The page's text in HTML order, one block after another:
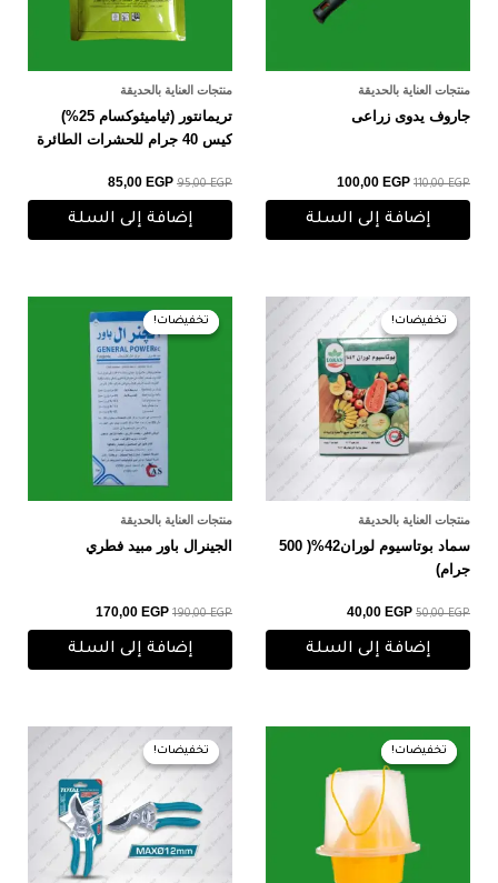
منتجات العناية بالحديقة
جاروف يدوى زراعى
110,00EGP
100,00 EGP
إضافة إلى السلة
منتجات العناية بالحديقة
تريمانتور (ثياميثوكسام 25%)
كيس 40 جرام للحشرات الطائرة
95,00EGP
85,00 EGP
إضافة إلى السلة
تخفيضات!
تخفيضات!
منتجات العناية بالحديقة
سماد بوتاسيوم لوران42%( 500
جرام)
50,00EGP
السعر
الأصلي
هو:
50,00 EGP.
40,00 EGP
السعر
الحالي
هو:
40,00 EGP.
إضافة إلى السلة
تخفيضات!
تخفيضات!
منتجات العناية بالحديقة
الجينرال باور مبيد فطري
190,00EGP
السعر
الأصلي
هو:
190,00 EGP.
170,00 EGP
السعر
الحالي
هو:
إضافة إلى السلة
تخفيضات!
تخفيضات!
السعر
الأصلي
55,00 EGP.
السعر
50,00 EGP.
تخفيضات!
تخفيضات!
السعر
الأصلي
210,00 EGP.
السعر
هو:
200,00 EGP.